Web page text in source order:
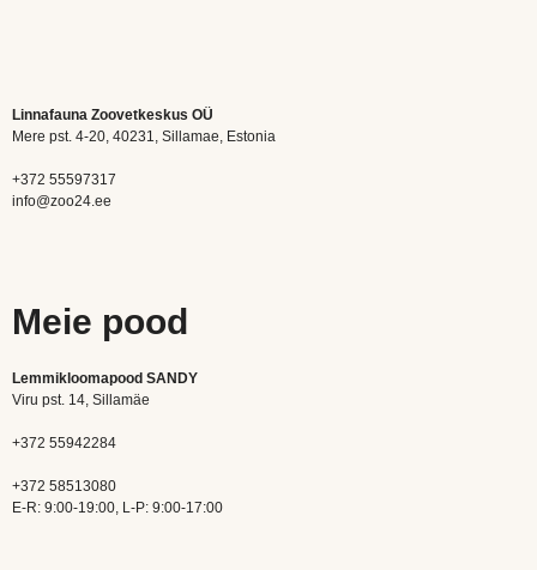
Linnafauna Zoovetkeskus OÜ
Mere pst. 4-20, 40231, Sillamae, Estonia
+372 55597317
info@zoo24.ee
Meie pood
Lemmikloomapood SANDY
Viru pst. 14, Sillamäe
+372 55942284
+372 58513080
E-R: 9:00-19:00, L-P: 9:00-17:00